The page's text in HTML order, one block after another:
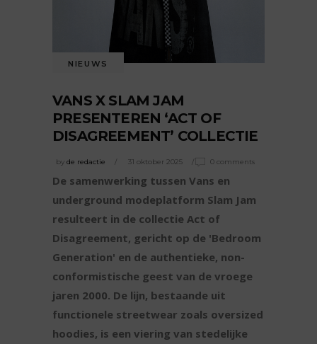
NIEUWS
VANS X SLAM JAM
PRESENTEREN ‘ACT OF
DISAGREEMENT’ COLLECTIE
by de redactie 31 oktober 2025 0 comments
De samenwerking tussen Vans en
underground modeplatform Slam Jam
resulteert in de collectie Act of
Disagreement, gericht op de 'Bedroom
Generation' en de authentieke, non-
conformistische geest van de vroege
jaren 2000. De lijn, bestaande uit
functionele streetwear zoals oversized
hoodies, is een viering van stedelijke